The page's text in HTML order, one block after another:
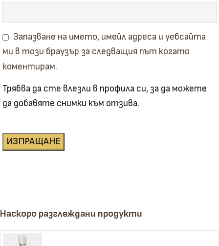
Запазване на името, имейл адреса и уебсайта
ми в този браузър за следващия път когато
коментирам.
Трябва да сте влезли в профила си, за да можете
да добавяте снимки към отзива.
Наскоро разглеждани продукти